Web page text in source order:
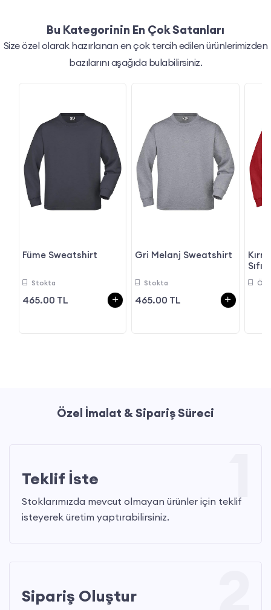
Bu Kategorinin En Çok Satanları
Size özel olarak hazırlanan en çok tercih edilen ürünlerimizden
bazılarını aşağıda bulabilirsiniz.
Füme Sweatshirt
Stokta
465.00 TL
Gri Melanj Sweatshirt
Stokta
465.00 TL
Sıfır
Özel İmalat & Sipariş Süreci
Teklif İste
Stoklarımızda mevcut olmayan ürünler için teklif
isteyerek üretim yaptırabilirsiniz.
Sipariş Oluştur